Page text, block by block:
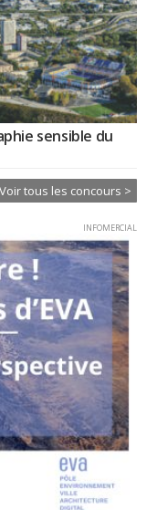
sensible du
Voir tous les concours >
INFOMERCIAL